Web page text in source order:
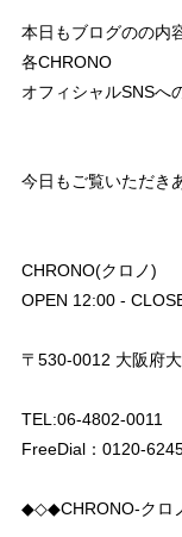
本日もブログのの内
各CHRONO
オフィシャルSNSへ
今日もご覧いただき
CHRONO(クロノ)
OPEN 12:00 -
〒530-0012 大阪府
新星
TEL:06-4802-0011
FreeDial：0120-
◆◇◆CHRONO-クロ